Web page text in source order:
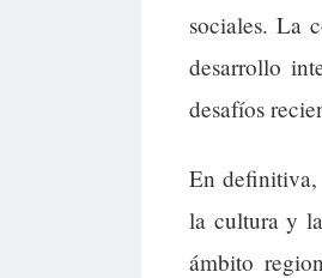
sociales. La
desarrollo
desafíos
En definitiva,
la cultura y
ámbito